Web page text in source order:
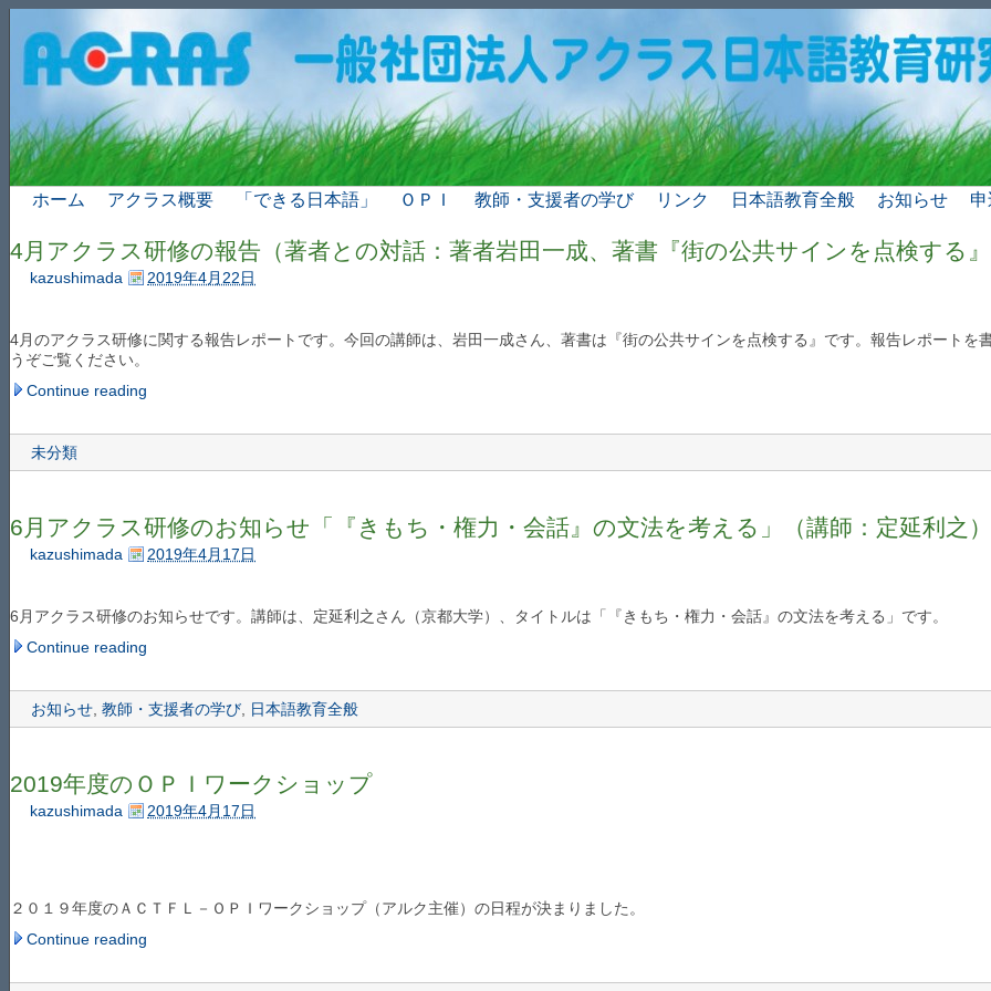
ホーム アクラス概要 「できる日本語」 ＯＰＩ 教師・支援者の学び リンク 日本語教育全般 お知らせ
4月アクラス研修の報告（著者との対話：著者岩田一成、著書『街の公共サインを点検する
kazushimada 2019年4月22日
4月のアクラス研修に関する報告レポートです。今回の講師は、岩田一成さん、著書は『街の公共サインを点検する』です。報告レポート
うぞご覧ください。
Continue reading
未分類
6月アクラス研修のお知らせ「『きもち・権力・会話』の文法を考える」（講師：定延利之）
kazushimada 2019年4月17日
6月アクラス研修のお知らせです。講師は、定延利之さん（京都大学）、タイトルは「『きもち・権力・会話』の文法を考える」です。
Continue reading
お知らせ 教師・支援者の学び 日本語教育全般
2019年度のＯＰＩワークショップ
kazushimada 2019年4月17日
２０１９年度のＡＣＴＦＬ－ＯＰＩワークショップ（アルク主催）の日程が決まりました。
Continue reading